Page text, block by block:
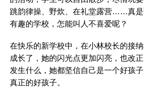
跳韵律操、野炊、在礼堂露营……真是
有趣的学校，怎能叫人不喜爱呢？
在快乐的新学校中，在小林校长的接
成长了，她的闪光点更加闪亮，也改
发生什么，她都坚信自己是一个好孩
真正的好孩子。